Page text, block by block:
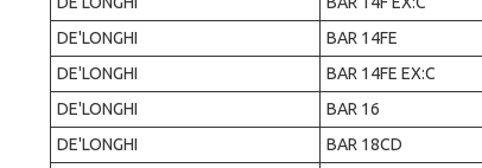
DE'LONGHI
BAR 14FE
DE'LONGHI
BAR 14FE EX:C
DE'LONGHI
BAR 16
DE'LONGHI
BAR 18CD